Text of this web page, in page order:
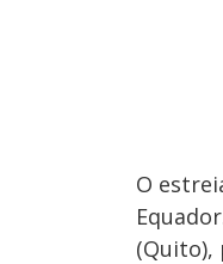
O
(Quito),